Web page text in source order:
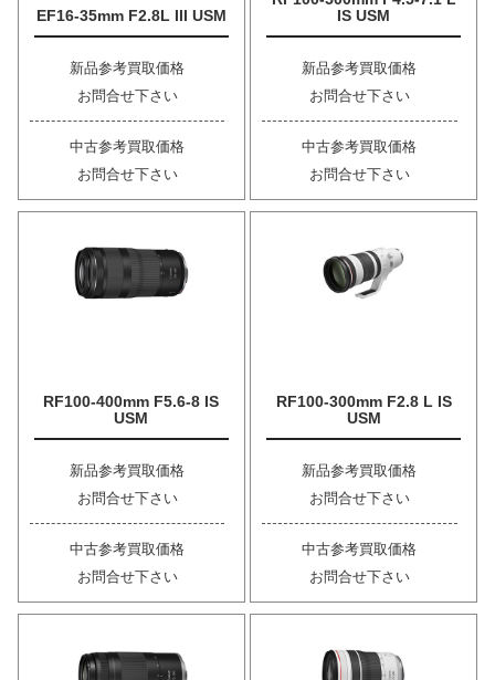
EF16-35mm F2.8L III USM
新品参考買取価格
お問合せ下さい
中古参考買取価格
お問合せ下さい
IS USM
新品参考買取価格
お問合せ下さい
中古参考買取価格
お問合せ下さい
RF100-400mm F5.6-8 IS
USM
新品参考買取価格
お問合せ下さい
中古参考買取価格
お問合せ下さい
RF100-300mm F2.8 L IS
USM
新品参考買取価格
お問合せ下さい
中古参考買取価格
お問合せ下さい